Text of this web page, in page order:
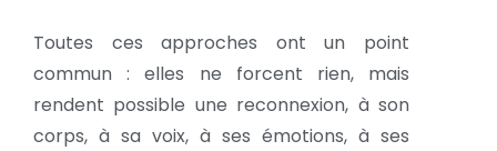
Toutes ces approches ont un point
commun : elles ne forcent rien, mais
rendent possible une reconnexion, à son
corps, à sa voix, à ses émotions, à ses